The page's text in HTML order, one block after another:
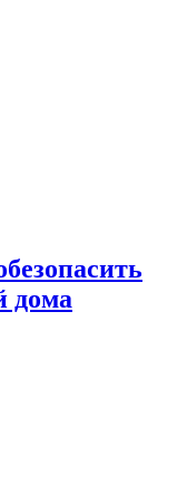
дома